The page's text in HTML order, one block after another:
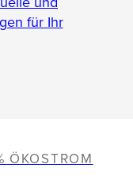
für Ihr
ÖKOSTROM